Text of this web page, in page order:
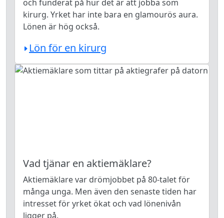
och funderat på hur det är att jobba som
kirurg. Yrket har inte bara en glamourös aura.
Lönen är hög också.
Lön för en kirurg
Vad tjänar en aktiemäklare?
Aktiemäklare var drömjobbet på 80-talet för
många unga. Men även den senaste tiden har
intresset för yrket ökat och vad lönenivån
ligger på.